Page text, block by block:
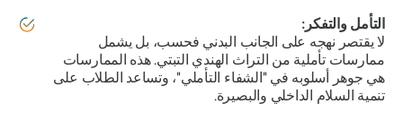
التأمل والتفكر:
لا يقتصر نهجه على الجانب البدني فحسب، بل يشمل
ممارسات تأملية من التراث الهندي التبتي. هذه الممارسات
هي جوهر أسلوبه في "الشفاء التأملي"، وتساعد الطلاب على
تنمية السلام الداخلي والبصيرة.